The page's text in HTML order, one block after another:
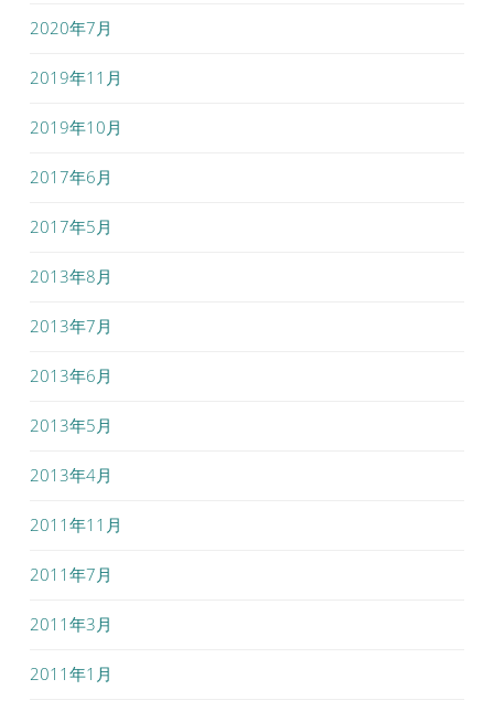
2020年7月
2019年11月
2019年10月
2017年6月
2017年5月
2013年8月
2013年7月
2013年6月
2013年5月
2013年4月
2011年11月
2011年7月
2011年3月
2011年1月